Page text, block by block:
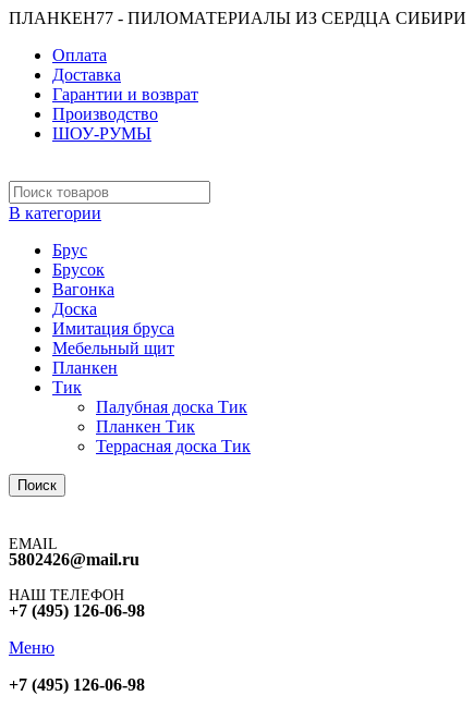
ПЛАНКЕН77 - ПИЛОМАТЕРИАЛЫ ИЗ СЕРДЦА СИБИРИ
Оплата
Доставка
Гарантии и возврат
Производство
ШОУ-РУМЫ
В категории
Брус
Брусок
Вагонка
Доска
Имитация бруса
Мебельный щит
Планкен
Тик
Палубная доска Тик
Планкен Тик
Террасная доска Тик
Поиск
EMAIL
5802426@mail.ru
НАШ ТЕЛЕФОН
+7 (495) 126-06-98
Меню
+7 (495) 126-06-98